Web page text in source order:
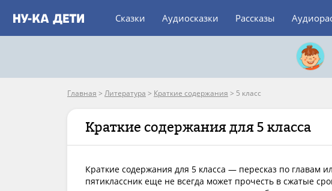
Сказки Аудиосказки Рассказы
Главная > Литература > Краткие содержания > 5 класс
Краткие содержания для 5 класса
Краткие содержания для 5 класса — пересказ по главам
пятиклассник еще не всегда может прочесть в сжатые